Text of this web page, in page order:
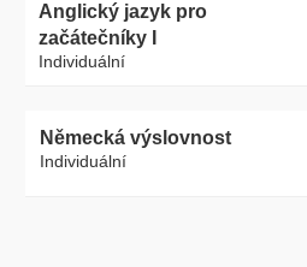
Anglický jazyk pro
začátečníky I
Individuální
Německá výslovnost
Individuální